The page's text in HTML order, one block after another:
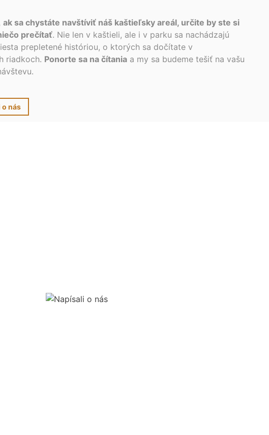
ak sa chystáte navštíviť náš kaštieľsky areál, určite by ste si
prečítať. Nie len v kaštieli, ale i v parku sa nachádzajú
prepletené históriou, o ktorých sa dočítate v
riadkoch. Ponorte sa na čítania a my sa budeme tešiť na vašu
o nás